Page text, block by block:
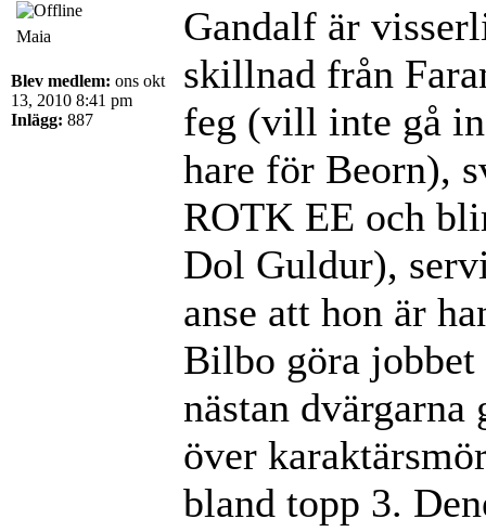
Maia
Blev medlem: ons okt
13, 2010 8:41 pm
Inlägg: 887
Gandalf är
skillnad från
feg (vill inte gå
hare för Beorn),
ROTK EE och
Dol Guldur),
anse att hon är
Bilbo göra
nästan
över
bland topp 3.